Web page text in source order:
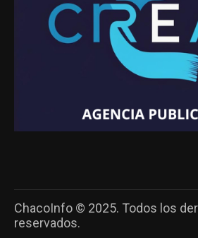
ChacoInfo © 2025. Todos los
reservados.